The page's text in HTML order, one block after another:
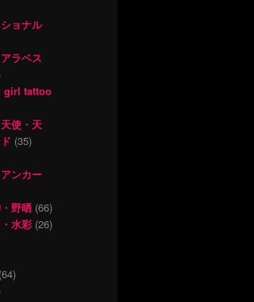
ョナル
ラベス
girl tattoo
使・天
(35)
ンカー
野晒 (66)
水彩 (26)
(64)